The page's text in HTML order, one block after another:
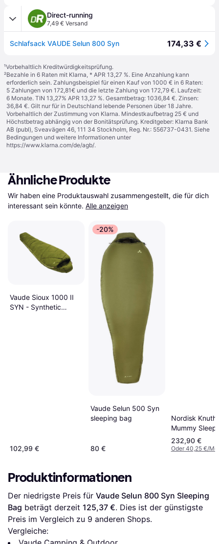
Direct-running
7,49 € Versand
Schlafsack VAUDE Selun 800 Syn 174,33 €
¹Vorbehaltlich Kreditwürdigkeitsprüfung.
²Bezahle in 6 Raten mit Klarna, * APR 13,27 %. Eine Anzahlung kann
erforderlich sein. Zahlungsbeispiel für einen Kauf von 1000 € in 6 Raten:
5 Zahlungen von 172,81€ und die letzte Zahlung von 172,79 €. Laufzeit:
6 Monate. TIN 13,27% APR 13,27 %. Gesamtbetrag: 1036,84 €. Zinsen:
36,84 €. Gilt nur für in Deutschland lebende Personen über 18 Jahre.
Vorbehaltlich der Zustimmung von Klarna. Mindestkaufbetrag 25 € und
Höchstbetrag abhängig von der Bonitätsprüfung. Kreditgeber: Klarna Bank
AB (publ), Sveavägen 46, 111 34 Stockholm, Reg. Nr.: 556737-0431. Siehe
Bedingungen und weitere Informationen unter
https://www.klarna.com/de/agb/.
Ähnliche Produkte
Wir haben eine Produktauswahl zusammengestellt, die für dich
interessant sein könnte. Alle anzeigen
Vaude Sioux 1000 II
SYN - Synthetic
102,99 €
-20%
Vaude Selun 500 Syn
sleeping bag
80 €
Nordisk Knuth
Mummy
Gr XL
232,90 €
Oder 40,25 €/
Produktinformationen
Der niedrigste Preis für Vaude Selun 800 Syn Sleeping
Bag beträgt derzeit 125,37 €. Dies ist der günstigste
Preis im Vergleich zu 9 anderen Shops.
Vergleiche: